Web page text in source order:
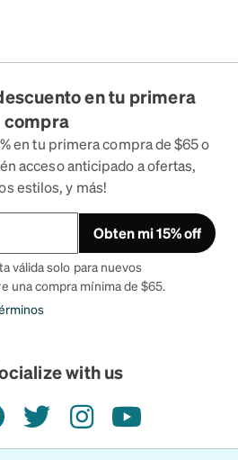
en tu primera
compra
en tu primera compra de $65 o
acceso anticipado a ofertas,
estilos, y más!
Obten mi 15% off
válida solo para nuevos
una compra mínima de $65.
with us
twitterinstagramyoutube